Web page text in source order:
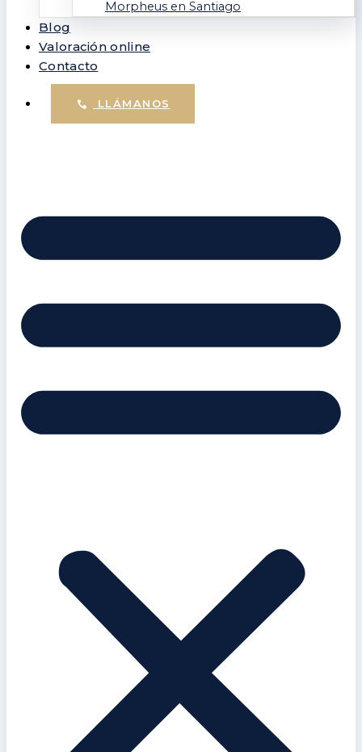
Morpheus en Santiago
Blog
Valoración online
Contacto
LLÁMANOS